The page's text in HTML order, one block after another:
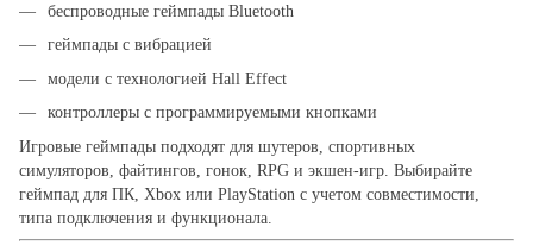
беспроводные геймпады Bluetooth
геймпады с вибрацией
модели с технологией Hall Effect
контроллеры с программируемыми кнопками
Игровые геймпады подходят для шутеров, спортивных
симуляторов, файтингов, гонок, RPG и экшен-игр. Выбирайте
геймпад для ПК, Xbox или PlayStation с учетом совместимости,
типа подключения и функционала.